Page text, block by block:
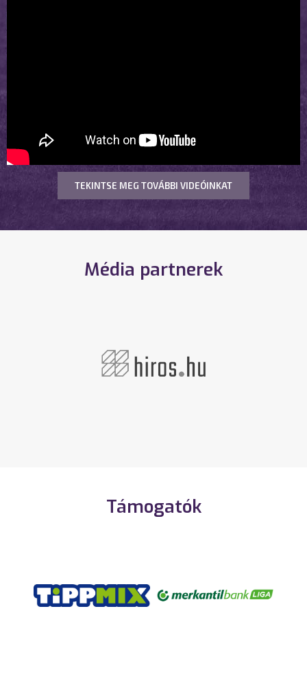
TEKINTSE MEG TOVÁBBI VIDEÓINKAT
Média partnerek
Támogatók